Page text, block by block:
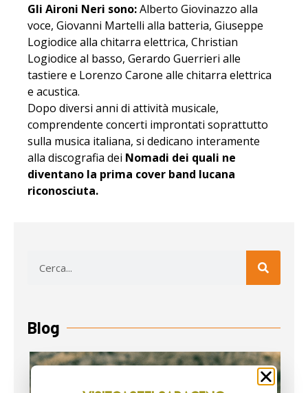
Gli Aironi Neri sono:Alberto Giovinazzo alla
voce, Giovanni Martelli alla batteria, Giuseppe
Logiodice alla chitarra elettrica, Christian
Logiodice al basso, Gerardo Guerrieri alle
tastiere e Lorenzo Carone alle chitarra elettrica
e acustica.
Dopo diversi anni di attività musicale,
comprendente concerti improntati soprattutto
sulla musica italiana, si dedicano interamente
alla discografia dei Nomadi dei quali ne
diventano la prima cover band lucana
riconosciuta.
Blog